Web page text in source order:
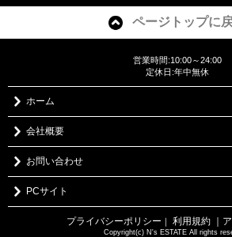
ページトップに
営業時間:10:00～24:00
定休日:年中無休
ホーム
会社概要
お問い合わせ
PCサイト
プライバシーポリシー 利用規約 ｜
Copyright(c) N's ESTATE All rights